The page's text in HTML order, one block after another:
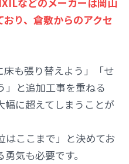
り、倉敷からのアクセ
床も張り替えよう」「せ
」と追加工事を重ねる
幅に超えてしまうことが
はここまで」と決めてお
気も必要です。